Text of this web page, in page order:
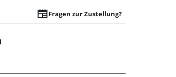
newspaperFragen zur Zustellung?
Gelungene